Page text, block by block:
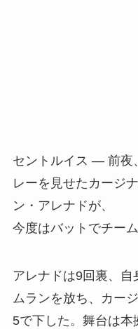
セントルイス — 前夜
レーを見せたカージ
ン・アレナドが、
今度はバットでチー
アレナドは9回裏、
ムランを放ち、カー
5で下した。舞台は